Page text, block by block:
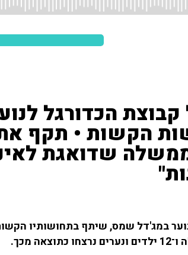
הכדורגל
הקשות • תקף
שדואגת
במג'דל שמס, שיתף בתחושותיו
מכך.